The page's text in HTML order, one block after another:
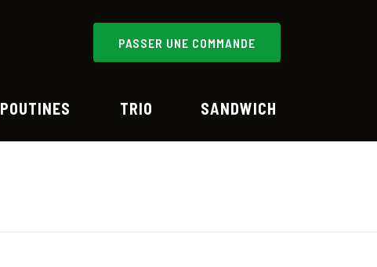
PASSER UNE COMMANDE
POUTINES TRIO SANDWICH